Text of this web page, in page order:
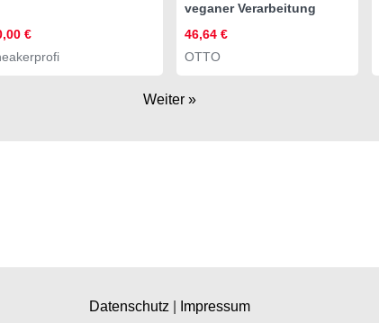
€
veganer Verarbeitung
46,64 €
OTTO
Weiter »
Datenschutz Impressum